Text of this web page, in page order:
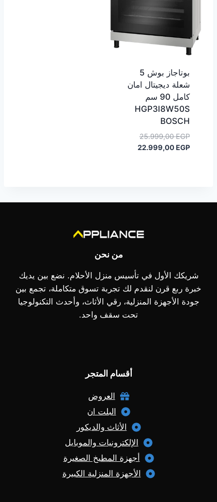
بوتاجاز بوش 5
شعلة ديجيتال امان
كامل 90 سم
HGP3I8W50S
BOSCH
25.999,00EGP
السعر
الأصلي22.999,00 EGP
السعر
من نحن
شريكك الأول في تأسيس منزل الأحلام. نضع بين يديك
خبرة ربع قرن لنقدم لك تجربة تسوق متكاملة، تجمع بين
جودة الأجهزة المنزلية، رقي الأثاث، وأحدث التكنولوجيا
تحت سقف واحد.
أقسام المتجر
العروض
البلت ان
الأثاث والديكور
الإلكترونيات والموبايل
أجهزة المطبخ الصغيرة
الأجهزة المنزلية الكبيرة